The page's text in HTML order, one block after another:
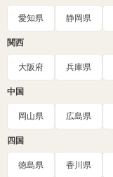
愛知県 静岡県
関西
大阪府 兵庫県
中国
岡山県 広島県
四国
徳島県 香川県